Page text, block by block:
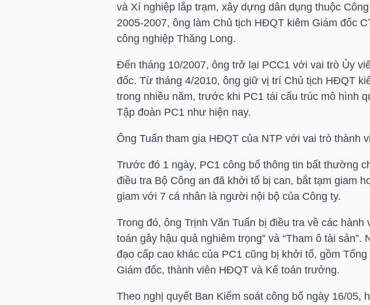
và Xí nghiệp lắp trạm, xây dựng dân dụng thuộc
2005-2007, ông làm Chủ tịch HĐQT kiêm Giám đốc
công nghiệp Thăng Long.
Đến tháng 10/2007, ông trở lại PCC1 với vai trò Ủy
đốc. Từ tháng 4/2010, ông giữ vị trí Chủ tịch HĐQT
trong nhiều năm, trước khi PC1 tái cấu trúc mô hình
Tập đoàn PC1 như hiện nay.
Ông Tuấn tham gia HĐQT của NTP với vai trò thành
Trước đó 1 ngày, PC1 công bố thông tin bất thường
điều tra Bộ Công an đã khởi tố bị can, bắt tạm giam
giam với 7 cá nhân là người nội bộ của Công ty.
Trong đó, ông Trịnh Văn Tuấn bị điều tra về các hành
toán gây hậu quả nghiêm trọng” và “Tham ô tài sản”.
đạo cấp cao khác của PC1 cũng bị khởi tố, gồm
Giám đốc, thành viên HĐQT và Kế toán trưởng.
Theo nghị quyết Ban Kiểm soát công bố ngày 16/05,